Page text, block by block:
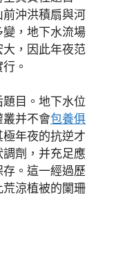
沖洪積扇與河
，地下水流場
，因此年夜范
。
目。地下水位
叢并不會包養俱
年夜的抗逆才
劑，并充足應
。這一經過歷
涼植被的闌珊